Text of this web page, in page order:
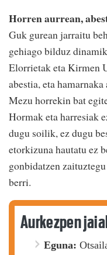
Horren aurrean,
Guk gurean jarraitu
gehiago bilduz
Elorrietak eta Kirmen
abestia, eta
Mezu horrekin bat
Hormak eta harresiak
dugu soilik, ez dugu
etorkizuna hautatu ez
gonbidatzen
berri.
Aurkezpen
Eguna: